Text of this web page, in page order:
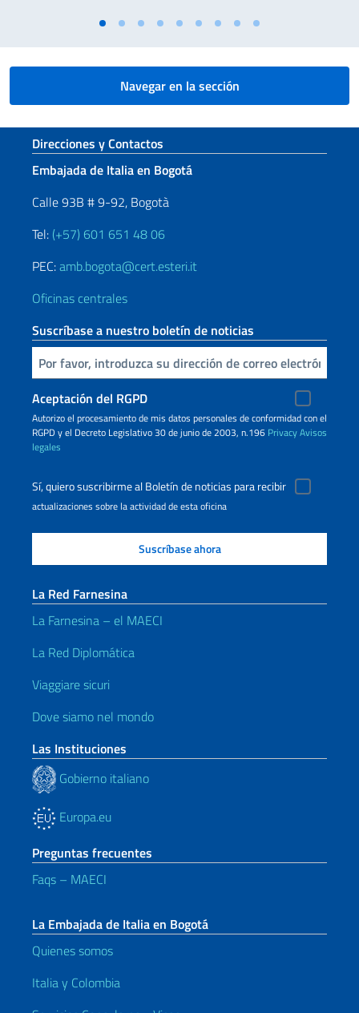
Navegar en la sección
Sezione footer
Direcciones y Contactos
Embajada de Italia en Bogotá
Calle 93B # 9-92, Bogotà
Tel: (+57) 601 651 48 06
PEC:amb.bogota@cert.esteri.it
Oficinas centrales
Suscríbase a nuestro boletín de noticias
Inserta tu correo electronico
Aceptación del RGPD
Autorizo ​​el procesamiento de mis datos personales de conformidad con el
RGPD y el Decreto Legislativo 30 de junio de 2003, n.196 PrivacyAvisos
legales
Sí, quiero suscribirme al Boletín de noticias para recibir
actualizaciones sobre la actividad de esta oficina
La Red Farnesina
La Farnesina – el MAECI
La Red Diplomática
Viaggiare sicuri
Dove siamo nel mondo
Las Instituciones
Gobierno italiano
Europa.eu
Preguntas frecuentes
Faqs – MAECI
La Embajada de Italia en Bogotá
Quienes somos
Italia y Colombia